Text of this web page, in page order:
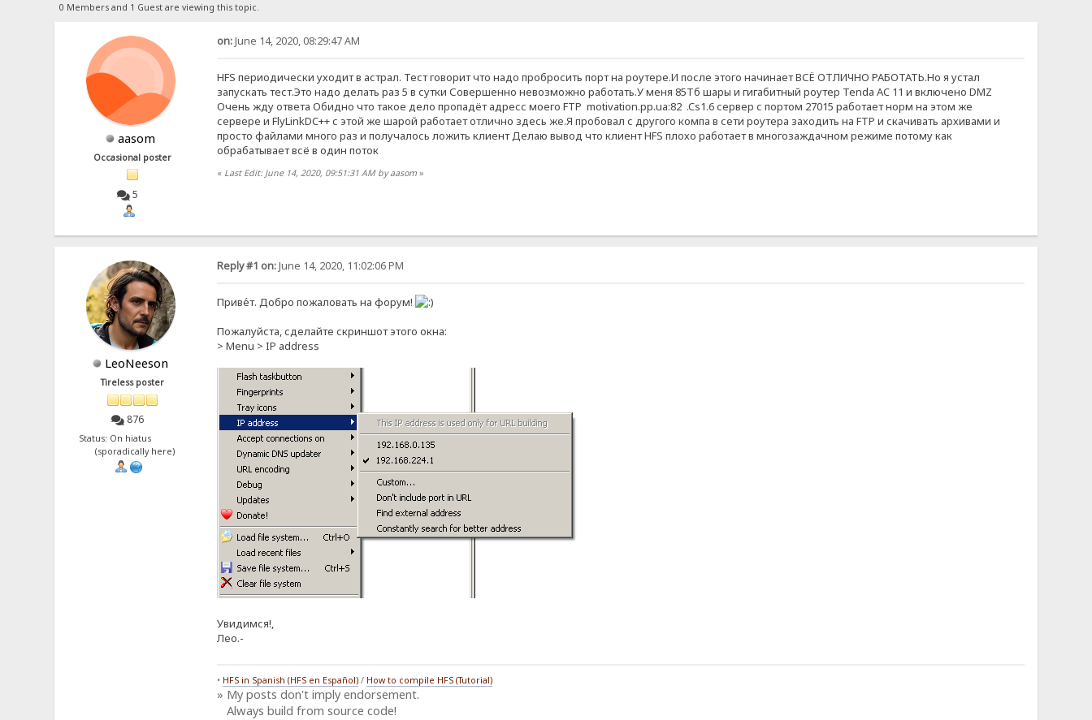
0 Members and 1 Guest are viewing this topic.
aasom
Occasional poster
5
on:June 14, 2020, 08:29:47 AM
HFS периодически уходит в астрал. Тест говорит что надо пробросить порт на роутере.И после этого начинает ВСЁ ОТЛИЧНО РАБОТАТЬ.Но я устал
запускать тест.Это надо делать раз 5 в сутки Совершенно невозможно работать.У меня 85Тб шары и гигабитный роутер Tenda AC 11 и включено DMZ
Очень жду ответа Обидно что такое дело пропадёт адресс моего FTP motivation.pp.ua:82 .Cs1.6 сервер с портом 27015 работает норм на этом же
сервере и FlyLinkDC++ с этой же шарой работает отлично здесь же.Я пробовал с другого компа в сети роутера заходить на FTP и скачивать архивами и
просто файлами много раз и получалось ложить клиент Делаю вывод что клиент HFS плохо работает в многозаждачном режиме потому как
обрабатывает всё в один поток
« Last Edit: June 14, 2020, 09:51:31 AM by aasom»
LeoNeeson
Tireless poster
876
Status: On hiatus
(sporadically here)
Reply #1 on:June 14, 2020, 11:02:06 PM
Приве́т. Добро пожаловать на форум!
Пожалуйста, сделайте скриншот этого окна:
> Menu > IP address
Увидимся!,
Лео.-
• HFS in Spanish (HFS en Español)/ How to compile HFS (Tutorial)
» My posts don't imply endorsement.
Always build from source code!